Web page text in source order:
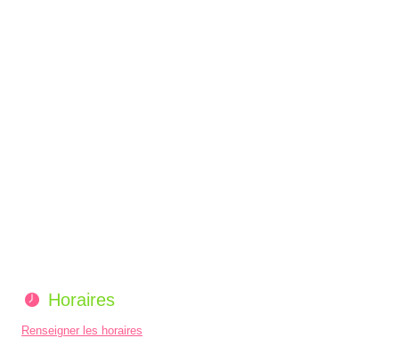
Horaires
Renseigner les horaires